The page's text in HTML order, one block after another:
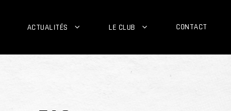
ACTUALITÉS LE CLUB CONTACT